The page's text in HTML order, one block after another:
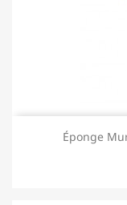
Éponge